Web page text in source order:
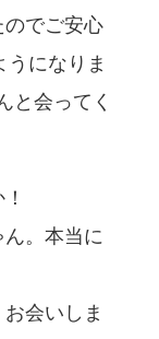
のでご安心
になりま
と会ってく
。本当に
会いしま